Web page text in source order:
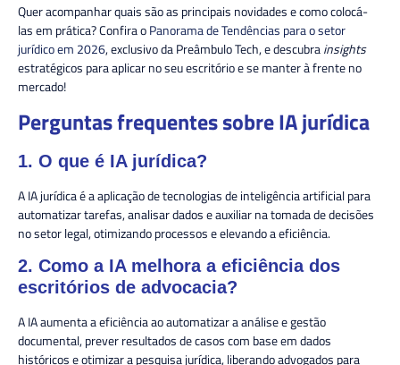
Quer acompanhar quais são as principais novidades e como colocá-
las em prática? Confira oPanorama de Tendências para o setor
jurídico em 2026, exclusivo da Preâmbulo Tech, e descubrainsights
estratégicos para aplicar no seu escritório e se manter à frente no
mercado!
Perguntas frequentes sobre IA jurídica
1. O que é IA jurídica?
A IA jurídica é a aplicação de tecnologias de inteligência artificial para
automatizar tarefas, analisar dados e auxiliar na tomada de decisões
no setor legal, otimizando processos e elevando a eficiência.
2. Como a IA melhora a eficiência dos
escritórios de advocacia?
A IA aumenta a eficiência ao automatizar a análise e gestão
documental, prever resultados de casos com base em dados
históricos e otimizar a pesquisa jurídica, liberando advogados para